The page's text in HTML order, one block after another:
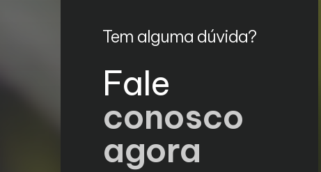
Tem alguma dúvida?
Fale
conosco
agora